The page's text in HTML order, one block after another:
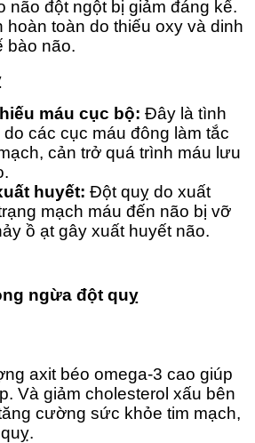
não đột ngột bị giảm đáng kể.
hoàn toàn do thiếu oxy và dinh
bào não.
máu cục bộ: Đây là tình
các cục máu đông làm tắc
cản trở quá trình máu lưu
huyết: Đột quỵ do xuất
mạch máu đến não bị vỡ
ồ ạt gây xuất huyết não.
ngừa đột quỵ
axit béo omega-3 cao giúp
Và giảm cholesterol xấu bên
cường sức khỏe tim mạch,